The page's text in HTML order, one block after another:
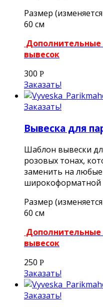
Размер
60 см
вывесок
300 Р
Заказать!
Заказать!
Вывеска для
Шаблон вывески
розовых тонах,
заменить на
широкоформатной
Размер
60 см
вывесок
250 Р
Заказать!
Заказать!